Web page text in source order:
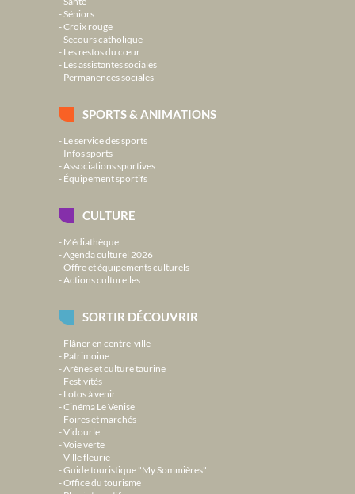
Séniors
Croix rouge
Secours catholique
Les restos du cœur
Les assistantes sociales
Permanences sociales
SPORTS & ANIMATIONS
Le service des sports
Infos sports
Associations sportives
Équipement sportifs
CULTURE
Médiathèque
Agenda culturel 2026
Offre et équipements culturels
Actions culturelles
SORTIR DÉCOUVRIR
Flâner en centre-ville
Patrimoine
Arènes et culture taurine
Festivités
Lotos à venir
Cinéma Le Venise
Foires et marchés
Vidourle
Voie verte
Ville fleurie
Guide touristique "My Sommières"
Office du tourisme